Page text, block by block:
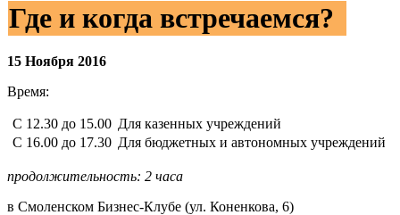
Где и когда встречаемся?
15 Ноября 2016
Время:
C 12.30 до 15.00 Для казенных учреждений
С 16.00 до 17.30 Для бюджетных и автономных учреждений
продолжительность: 2 часа
в Смоленском Бизнес-Клубе (ул. Коненкова, 6)